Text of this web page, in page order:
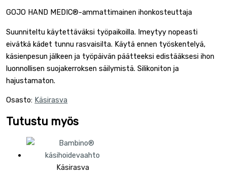
GOJO HAND MEDIC®-ammattimainen ihonkosteuttaja
Suunniteltu käytettäväksi työpaikoilla. Imeytyy nopeasti
eivätkä kädet tunnu rasvaisilta. Käytä ennen työskentelyä,
käsienpesun jälkeen ja työpäivän päätteeksi edistääksesi ihon
luonnollisen suojakerroksen säilymistä. Silikoniton ja
hajustamaton.
Osasto: Käsirasva
Tutustu myös
Käsirasva